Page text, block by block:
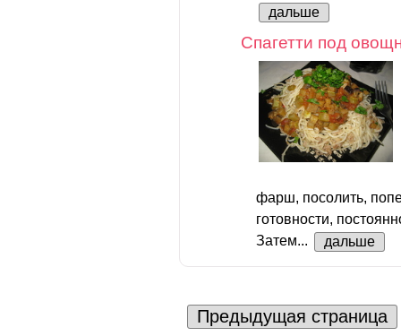
дальше
Спагетти под
фарш, посолить,
готовности,
Затем...
дальше
Предыдущая страница